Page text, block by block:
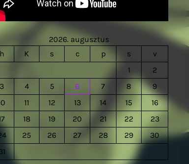
2026. augusztus
h
K s c p s
v
1
2
3
4 5 6 7 8
9
11 12 13 14 15
16
18 19 20 21 22
23
25 26 27 28 29
30